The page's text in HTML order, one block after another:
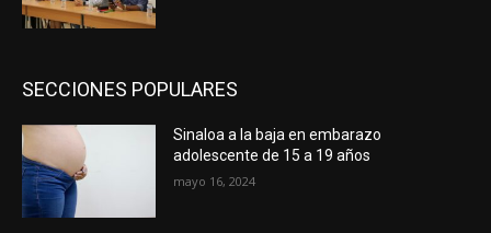
SECCIONES POPULARES
Sinaloa a la baja en embarazo
adolescente de 15 a 19 años
mayo 16, 2024